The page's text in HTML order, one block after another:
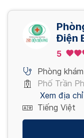
650,000 VND/
Xem thêm
CHT Lồng
1,800,000
Xem thêm
Điện
5
Phòng
Phố Trần
Xem địa
Tiếng Việt